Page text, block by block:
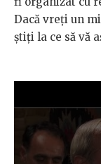
Dacă vreți un
știți la ce să vă